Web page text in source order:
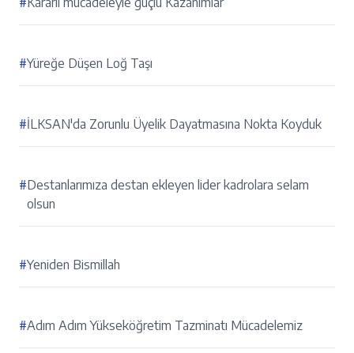
#Yüreğe Düşen Loğ Taşı
#İLKSAN'da Zorunlu Üyelik Dayatmasına Nokta Koyduk
#Destanlarımıza destan ekleyen lider kadrolara selam
olsun
#Yeniden Bismillah
#Adım Adım Yükseköğretim Tazminatı Mücadelemiz